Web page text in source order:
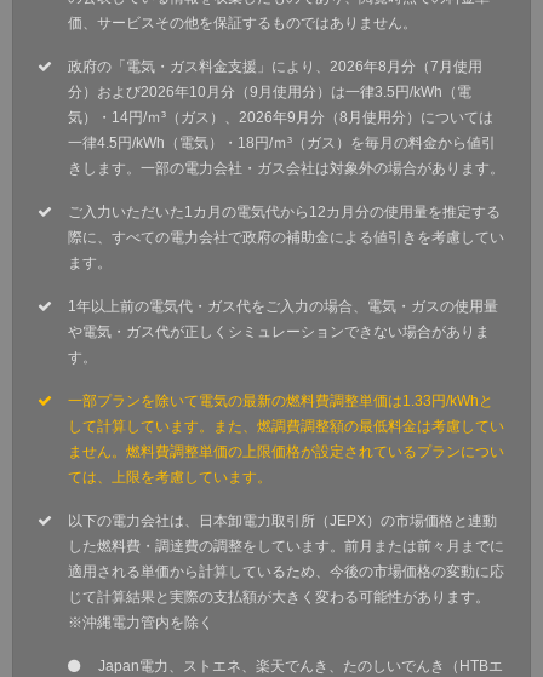
価、サービスその他を保証するものではありません。
政府の「電気・ガス料金支援」により、2026年8月分（7月使用
分）および2026年10月分（9月使用分）は一律3.5円/kWh（電
気）・14円/ｍ³（ガス）、2026年9月分（8月使用分）については
一律4.5円/kWh（電気）・18円/ｍ³（ガス）を毎月の料金から値引
きします。一部の電力会社・ガス会社は対象外の場合があります。
ご入力いただいた1カ月の電気代から12カ月分の使用量を推定する
際に、すべての電力会社で政府の補助金による値引きを考慮してい
ます。
1年以上前の電気代・ガス代をご入力の場合、電気・ガスの使用量
や電気・ガス代が正しくシミュレーションできない場合がありま
す。
一部プランを除いて電気の最新の燃料費調整単価は1.33円/kWhと
して計算しています。また、燃調費調整額の最低料金は考慮してい
ません。燃料費調整単価の上限価格が設定されているプランについ
ては、上限を考慮しています。
以下の電力会社は、日本卸電力取引所（JEPX）の市場価格と連動
した燃料費・調達費の調整をしています。前月または前々月までに
適用される単価から計算しているため、今後の市場価格の変動に応
じて計算結果と実際の支払額が大きく変わる可能性があります。
※沖縄電力管内を除く
Japan電力、ストエネ、楽天でんき、たのしいでんき（HTBエ